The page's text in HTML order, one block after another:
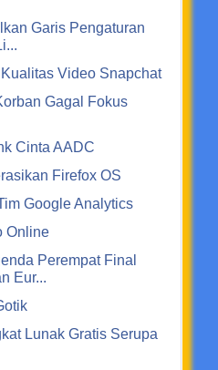
Garis Pengaturan
Video Snapchat
Gagal Fokus
Cinta AADC
Firefox OS
Google Analytics
Online
Perempat Final
Eur...
Lunak Gratis Serupa